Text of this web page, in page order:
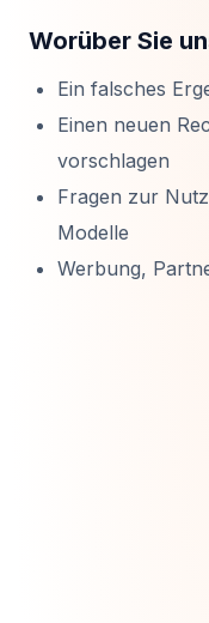
Worüber Sie
Ein falsches
Einen neuen
vorschlagen
Fragen zur
Modelle
Werbung,